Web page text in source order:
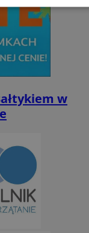
w
z podstawowych
kontem. Bez
/